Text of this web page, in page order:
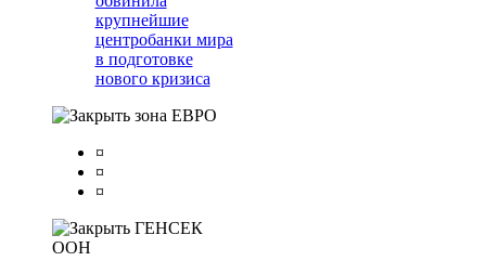
крупнейшие
центробанки мира
в подготовке
нового кризиса
зона ЕВРО
¤
¤
¤
ГЕНСЕК
ООН